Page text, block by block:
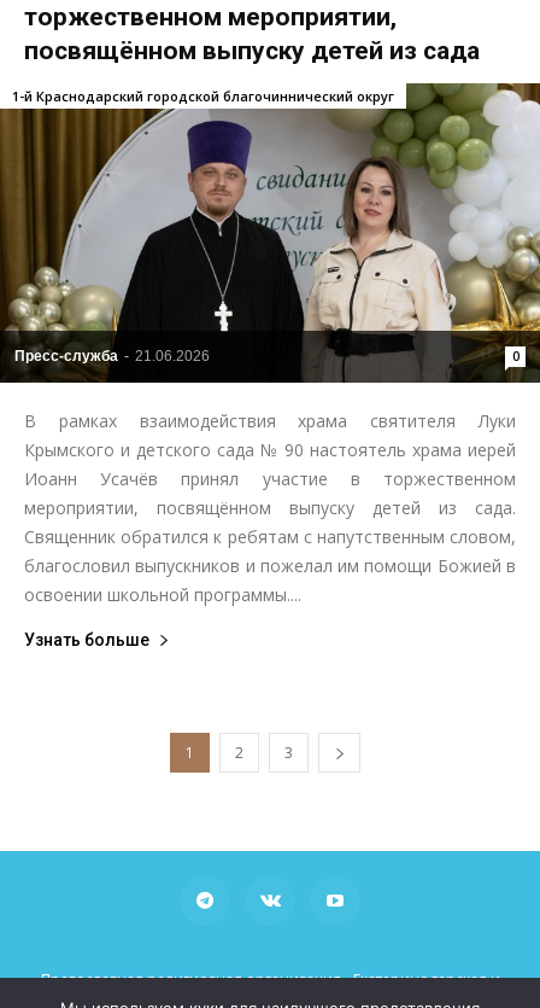
торжественном мероприятии,
посвящённом выпуску детей из сада
Пресс-служба - 21.06.2026 0
1-й Краснодарский городской благочиннический округ
В рамках взаимодействия храма святителя Луки
Крымского и детского сада № 90 настоятель храма иерей
Иоанн Усачёв принял участие в торжественном
мероприятии, посвящённом выпуску детей из сада.
Священник обратился к ребятам с напутственным словом,
благословил выпускников и пожелал им помощи Божией в
освоении школьной программы....
Узнать больше
1 2 3
Православная религиозная организация «Екатеринодарская и
Кубанская Епархия Русской Православной Церкви (Московский